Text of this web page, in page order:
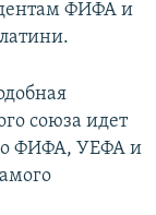
ФИФА и
союза идет
ФИФА, УЕФА и